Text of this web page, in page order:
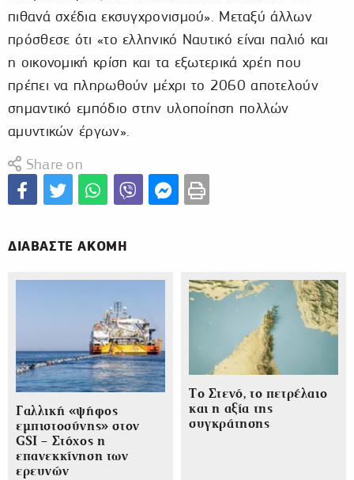
πιθανά σχέδια εκσυγχρονισμού». Μεταξύ άλλων
πρόσθεσε ότι «το ελληνικό Ναυτικό είναι παλιό και
η οικονομική κρίση και τα εξωτερικά χρέη που
πρέπει να πληρωθούν μέχρι το 2060 αποτελούν
σημαντικό εμπόδιο στην υλοποίηση πολλών
αμυντικών έργων».
Share on
ΔΙΑΒΑΣΤΕ ΑΚΟΜΗ
Γαλλική «ψήφος
εμπιστοσύνης» στον
GSI – Στόχος η
επανεκκίνηση των
ερευνών
Το Στενό, το πετρέλαιο
και η αξία της
συγκράτησης